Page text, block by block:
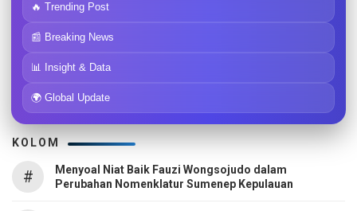
🔥 Trending Post
📰 Breaking News
📊 Insight & Data
🌍 Global Update
KOLOM
#
Menyoal Niat Baik Fauzi Wongsojudo dalam
Perubahan Nomenklatur Sumenep Kepulauan